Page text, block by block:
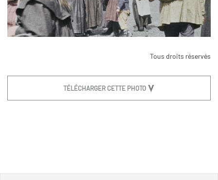
Tous droits réservés
TÉLÉCHARGER CETTE PHOTO